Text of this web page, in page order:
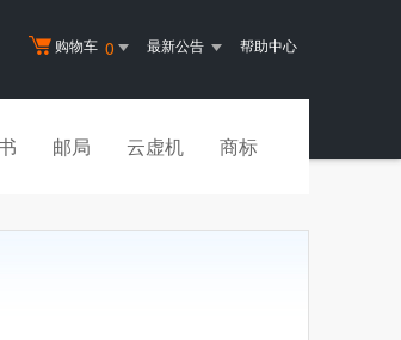
购物车 0 最新公告 帮助中心
邮局 云虚机 商标